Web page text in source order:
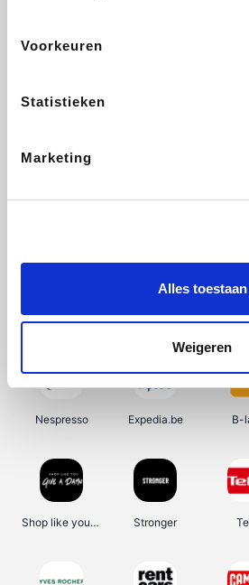
Voorkeuren
Statistieken
Marketing
Alles toestaan
Weigeren
Joybuy
Asus Beekse Bergen
Nespresso Expedia.be B-
Shop like you Give A Damn Stronger